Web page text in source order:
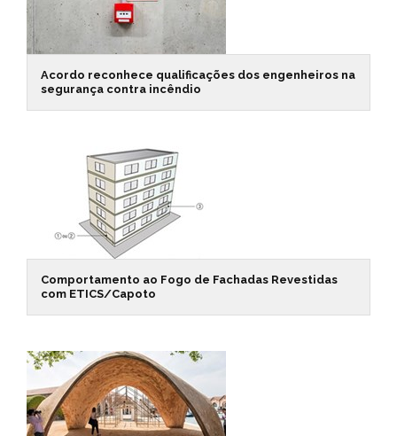
Acordo reconhece qualificações dos engenheiros na
segurança contra incêndio
Comportamento ao Fogo de Fachadas Revestidas
com ETICS/Capoto